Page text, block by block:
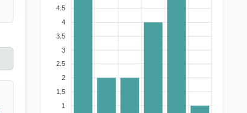
4.5
4
3.5
3
2.5
2
1.5
1